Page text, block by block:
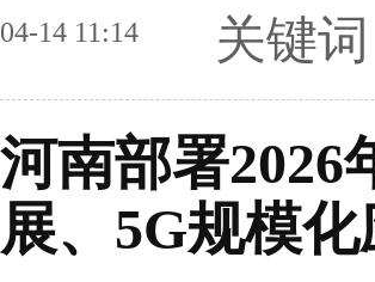
04-14 11:14 关键词
河南部署2026
展、5G规模